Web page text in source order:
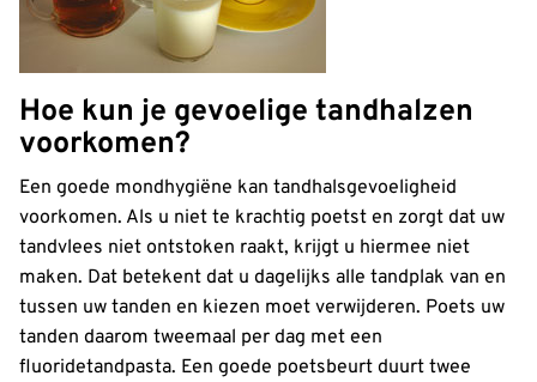
Hoe kun je gevoelige tandhalzen
voorkomen?
Een goede mondhygiëne kan tandhalsgevoeligheid
voorkomen. Als u niet te krachtig poetst en zorgt dat uw
tandvlees niet ontstoken raakt, krijgt u hiermee niet
maken. Dat betekent dat u dagelijks alle tandplak van en
tussen uw tanden en kiezen moet verwijderen. Poets uw
tanden daarom tweemaal per dag met een
fluoridetandpasta. Een goede poetsbeurt duurt twee